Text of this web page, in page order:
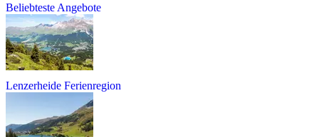
Beliebteste Angebote
Lenzerheide Ferienregion